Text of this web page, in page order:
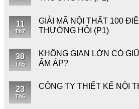
11
Th7
GIẢI MÃ NỘI THẤT 100
THƯỜNG HỎI (P1)
30
Th5
KHÔNG GIAN LỚN CÓ
ẤM ÁP?
23
Th5
CÔNG TY THIẾT KẾ NỘI